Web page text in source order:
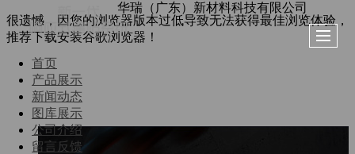
很遗憾，因您的浏览器版本过低导致无法获得最佳浏览体验，
推荐下载安装谷歌浏览器！
华瑞（广东）新材料科技有限公司
首页
产品展示
新闻动态
图库展示
公司介绍
留言反馈